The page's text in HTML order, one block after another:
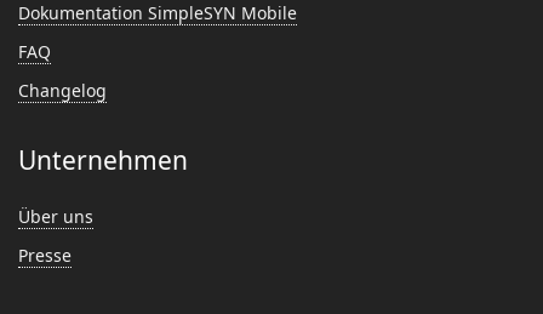
Dokumentation SimpleSYN Mobile
FAQ
Changelog
Unternehmen
Über uns
Presse